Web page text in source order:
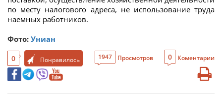
по месту налогового адреса, не использование труда
наемных работников.
Фото: Униан
0 Понравилось 1947 Просмотров 0 Коментарии